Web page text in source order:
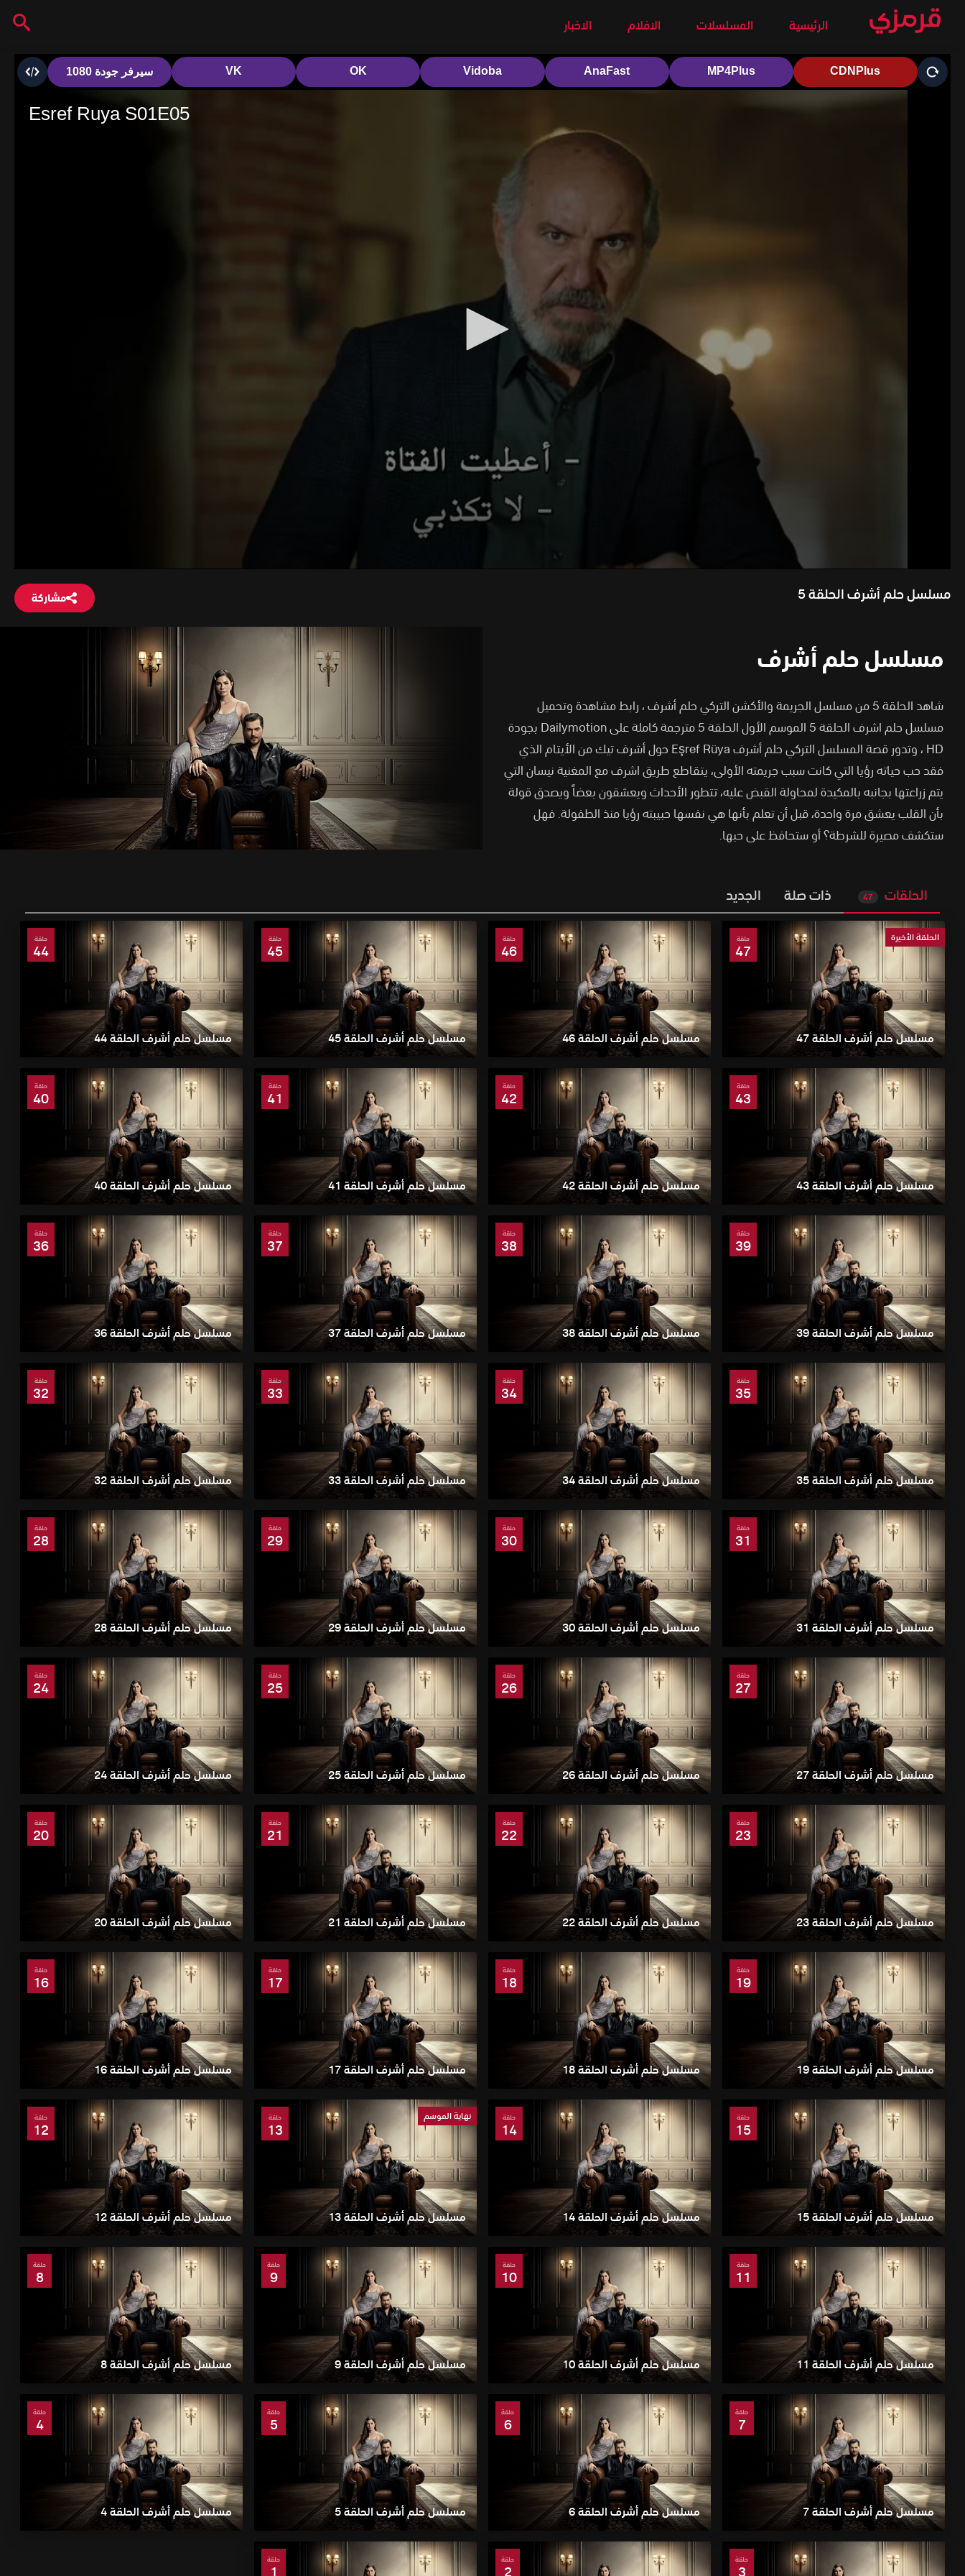
الرئيسية المسلسلات الافلام الاخبار
مسلسل حلم أشرف الحلقة 5 مشاركة
مسلسل حلم أشرف
شاهد الحلقة 5 من مسلسل الجريمة والأكشن التركي حلم أشرف ، رابط مشاهدة وتحميل
مسلسل حلم اشرف الحلقة 5 الموسم الأول الحلقة 5 مترجمة كاملة على Dailymotion بجودة
HD،
وتدور قصة المسلسل التركي حلم أشرف Eşref Rüya حول أشرف تيك من الأيتام الذي
فقد حب حياته رؤيا التي كانت سبب جريمته الأولى، يتقاطع طريق اشرف مع المغنية نيسان التي
يتم زراعتها بجانبه بالمكيدة لمحاولة القبض عليه، تتطور الأحداث ويعشقون بعضاً ويصدق قولة
بأن القلب يعشق مرة واحدة، قبل أن تعلم بأنها هي نفسها حبيبته رؤيا منذ الطفولة. فهل
ستكشف مصيرة للشرطة؟ أو ستحافظ على حبها.
الحلقات 47 ذات صلة الجديد
الحلقة الأخيرة حلقة
47
مسلسل حلم أشرف الحلقة 47
حلقة
46
مسلسل حلم أشرف الحلقة 46
حلقة
45
مسلسل حلم أشرف الحلقة 45
حلقة
44
مسلسل حلم أشرف الحلقة 44
حلقة
43
مسلسل حلم أشرف الحلقة 43
حلقة
42
مسلسل حلم أشرف الحلقة 42
حلقة
41
مسلسل حلم أشرف الحلقة 41
حلقة
40
مسلسل حلم أشرف الحلقة 40
حلقة
39
مسلسل حلم أشرف الحلقة 39
حلقة
38
مسلسل حلم أشرف الحلقة 38
حلقة
37
مسلسل حلم أشرف الحلقة 37
حلقة
36
مسلسل حلم أشرف الحلقة 36
حلقة
35
مسلسل حلم أشرف الحلقة 35
حلقة
34
مسلسل حلم أشرف الحلقة 34
حلقة
33
مسلسل حلم أشرف الحلقة 33
حلقة
32
مسلسل حلم أشرف الحلقة 32
حلقة
31
مسلسل حلم أشرف الحلقة 31
حلقة
30
مسلسل حلم أشرف الحلقة 30
حلقة
29
مسلسل حلم أشرف الحلقة 29
حلقة
28
مسلسل حلم أشرف الحلقة 28
حلقة
27
مسلسل حلم أشرف الحلقة 27
حلقة
26
مسلسل حلم أشرف الحلقة 26
حلقة
25
مسلسل حلم أشرف الحلقة 25
حلقة
24
مسلسل حلم أشرف الحلقة 24
حلقة
23
مسلسل حلم أشرف الحلقة 23
حلقة
22
مسلسل حلم أشرف الحلقة 22
حلقة
21
مسلسل حلم أشرف الحلقة 21
حلقة
20
مسلسل حلم أشرف الحلقة 20
حلقة
19
مسلسل حلم أشرف الحلقة 19
حلقة
18
مسلسل حلم أشرف الحلقة 18
حلقة
17
مسلسل حلم أشرف الحلقة 17
حلقة
16
مسلسل حلم أشرف الحلقة 16
حلقة
15
مسلسل حلم أشرف الحلقة 15
حلقة
14
مسلسل حلم أشرف الحلقة 14
نهاية الموسم حلقة
13
مسلسل حلم أشرف الحلقة 13
حلقة
12
مسلسل حلم أشرف الحلقة 12
حلقة
11
مسلسل حلم أشرف الحلقة 11
حلقة
10
مسلسل حلم أشرف الحلقة 10
حلقة
9
مسلسل حلم أشرف الحلقة 9
حلقة
8
مسلسل حلم أشرف الحلقة 8
حلقة
7
مسلسل حلم أشرف الحلقة 7
حلقة
6
مسلسل حلم أشرف الحلقة 6
حلقة
5
مسلسل حلم أشرف الحلقة 5
حلقة
4
مسلسل حلم أشرف الحلقة 4
حلقة حلقة حلقة